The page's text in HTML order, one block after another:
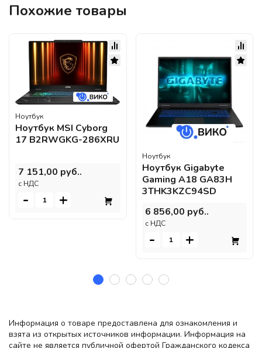
Похожие товары
Ноутбук
Ноутбук MSI Cyborg
17 B2RWGKG-286XRU
7 151,00 руб..
c НДС
- +
Ноутбук
Ноутбук Gigabyte
Gaming A18 GA83H
3THK3KZC94SD
6 856,00 руб..
c НДС
- +
Информация о товаре предоставлена для ознакомления и
взята из открытых источников информации. Информация на
сайте не является публичной офертой Гражданского кодекса